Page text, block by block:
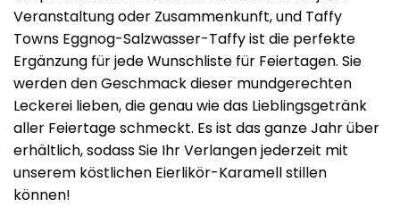
Veranstaltung oder Zusammenkunft, und Taffy
Towns Eggnog-Salzwasser-Taffy ist die perfekte
Ergänzung für jede Wunschliste für Feiertagen. Sie
werden den Geschmack dieser mundgerechten
Leckerei lieben, die genau wie das Lieblingsgetränk
aller Feiertage schmeckt. Es ist das ganze Jahr über
erhältlich, sodass Sie Ihr Verlangen jederzeit mit
unserem köstlichen Eierlikör-Karamell stillen
können!